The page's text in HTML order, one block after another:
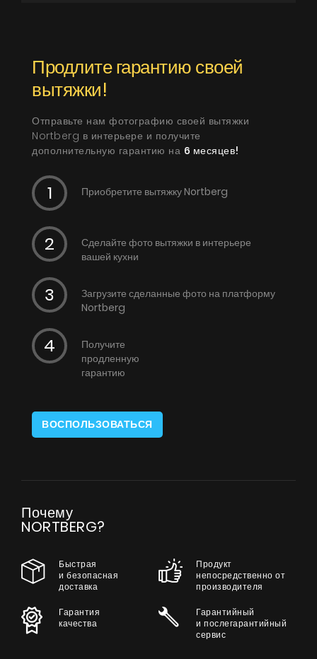
Продлите гарантию своей
вытяжки!
Отправьте нам фотографию своей вытяжки
Nortberg в интерьере и получите
дополнительную гарантию на 6 месяцев!
Приобретите вытяжку Nortberg
Сделайте фото вытяжки в интерьере
вашей кухни
Загрузите сделанные фото на платформу
Nortberg
Получите
продленную
гарантию
ВОСПОЛЬЗОВАТЬСЯ
Почему
NORTBERG?
Быстрая
и безопасная
доставка
Продукт
непосредственно от
производителя
Гарантия
качества
Гарантийный
и послегарантийный
сервис